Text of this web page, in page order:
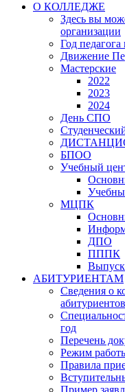
О КОЛЛЕДЖЕ
Здесь вы
организации
Год педагога
Движение
Мастерские
2022
2023
2024
День СПО
БПОО
Учебный
МЦПК
ДПО
ПППК
АБИТУРИЕНТАМ
Сведения о
абитуриентов
год
Перечень
Режим
Правила
Пример